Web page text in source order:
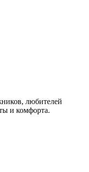
любителей
и комфорта.